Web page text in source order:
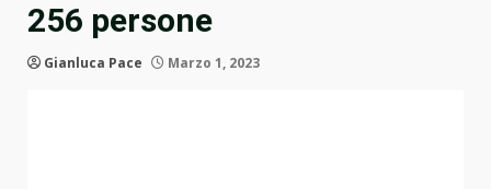
256 persone
Gianluca Pace Marzo 1, 2023